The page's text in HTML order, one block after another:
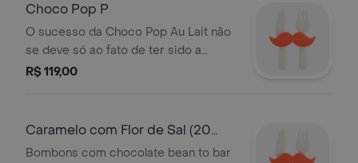
Choco Pop P
O sucesso da Choco Pop Au Lait não
se deve só ao fato de ter sido a
primeira pipoca de chocolate do
caramelizadas e cobertas com
Chocolate ao Leite. Peso Liq. 170g
R$ 119,00
Caramelo com Flor de Sal (20
Unidades)
Bombons com chocolate bean to bar